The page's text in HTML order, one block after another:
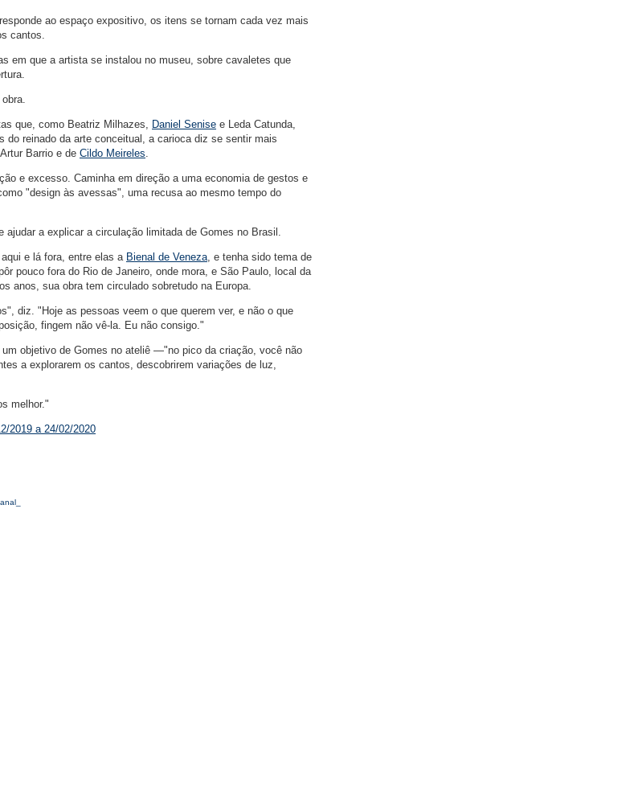
ao espaço expositivo, os itens se tornam cada vez mais
cantos.
em que a artista se instalou no museu, sobre cavaletes que
que, como Beatriz Milhazes, Daniel Senise e Leda Catunda,
do reinado da arte conceitual, a carioca diz se sentir mais
Barrio e de Cildo Meireles.
e excesso. Caminha em direção a uma economia de gestos e
"design às avessas", uma recusa ao mesmo tempo do
ajudar a explicar a circulação limitada de Gomes no Brasil.
e lá fora, entre elas a Bienal de Veneza, e tenha sido tema de
pouco fora do Rio de Janeiro, onde mora, e São Paulo, local da
anos, sua obra tem circulado sobretudo na Europa.
diz. "Hoje as pessoas veem o que querem ver, e não o que
fingem não vê-la. Eu não consigo."
objetivo de Gomes no ateliê —"no pico da criação, você não
a explorarem os cantos, descobrirem variações de luz,
melhor."
2019 a 24/02/2020